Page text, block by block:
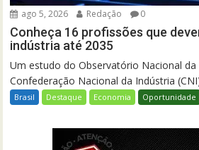
ago 5, 2026 Redação 0
Conheça 16 profissões que
indústria até 2035
Um estudo do Observatório Nacional da
Confederação Nacional da Indústria
Brasil Destaque Economia Oportunidade